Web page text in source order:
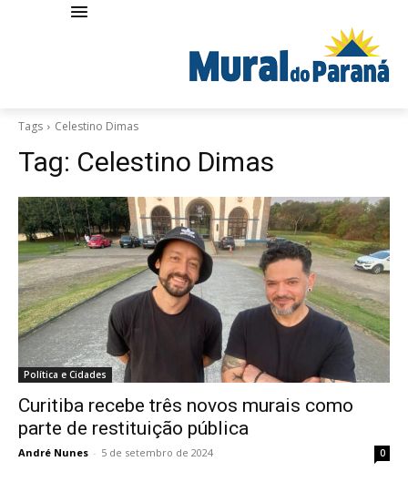
Tags Celestino Dimas
Tag: Celestino Dimas
Política e Cidades
Curitiba recebe três novos murais como
parte de restituição pública
André Nunes - 5 de setembro de 2024 0